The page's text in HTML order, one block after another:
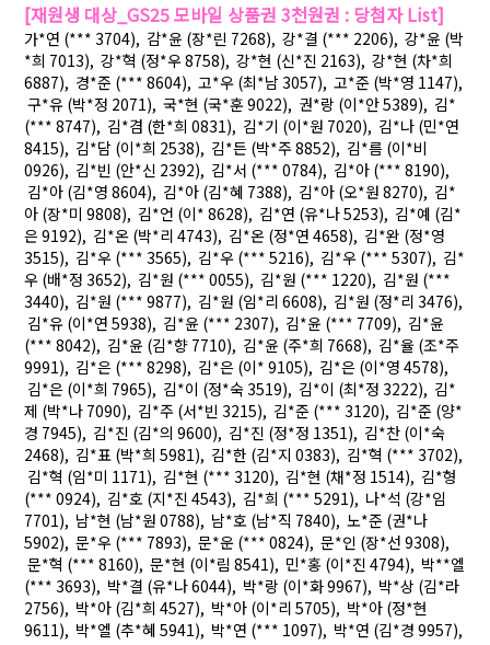
[재원생 대상_GS25 모바일 상품권 3천원권 : 당첨자 List]
가*연 (*** 3704), 감*윤 (장*린 7268), 강*결 (*** 2206), 강*윤 (박
*희 7013), 강*혁 (정*우 8758), 강*현 (신*진 2163), 강*현 (차*희
6887), 경*준 (*** 8604), 고*우 (최*남 3057), 고*준 (박*영 1147),
구*유 (박*정 2071), 국*현 (국*훈 9022), 권*랑 (이*안 5389), 김*
(*** 8747), 김*겸 (한*희 0831), 김*기 (이*원 7020), 김*나 (민*연
8415), 김*담 (이*희 2538), 김*든 (박*주 8852), 김*름 (이*비
0926), 김*빈 (안*신 2392), 김*서 (*** 0784), 김*아 (*** 8190),
김*아 (김*영 8604), 김*아 (김*혜 7388), 김*아 (오*원 8270), 김*
아 (장*미 9808), 김*언 (이* 8628), 김*연 (유*나 5253), 김*예 (김*
은 9192), 김*온 (박*리 4743), 김*온 (정*연 4658), 김*완 (정*영
3515), 김*우 (*** 3565), 김*우 (*** 5216), 김*우 (*** 5307), 김*
우 (배*정 3652), 김*원 (*** 0055), 김*원 (*** 1220), 김*원 (***
3440), 김*원 (*** 9877), 김*원 (임*리 6608), 김*원 (정*리 3476),
김*유 (이*연 5938), 김*윤 (*** 2307), 김*윤 (*** 7709), 김*윤
(*** 8042), 김*윤 (김*향 7710), 김*윤 (주*희 7668), 김*율 (조*주
9991), 김*은 (*** 8298), 김*은 (이* 9105), 김*은 (이*영 4578),
김*은 (이*희 7965), 김*이 (정*숙 3519), 김*이 (최*정 3222), 김*
제 (박*나 7090), 김*주 (서*빈 3215), 김*준 (*** 3120), 김*준 (양*
경 7945), 김*진 (김*의 9600), 김*진 (정*정 1351), 김*찬 (이*숙
2468), 김*표 (박*희 5981), 김*한 (김*지 0383), 김*혁 (*** 3702),
김*혁 (임*미 1171), 김*현 (*** 3120), 김*현 (채*정 1514), 김*형
(*** 0924), 김*호 (지*진 4543), 김*희 (*** 5291), 나*석 (강*임
7701), 남*현 (남*원 0788), 남*호 (남*직 7840), 노*준 (권*나
5902), 문*우 (*** 7893), 문*운 (*** 0824), 문*인 (장*선 9308),
문*혁 (*** 8160), 문*현 (이*림 8541), 민*홍 (이*진 4794), 박**엘
(*** 3693), 박*결 (유*나 6044), 박*랑 (이*화 9967), 박*상 (김*라
2756), 박*아 (김*희 4527), 박*아 (이*리 5705), 박*아 (정*현
9611), 박*엘 (추*혜 5941), 박*연 (*** 1097), 박*연 (김*경 9957),